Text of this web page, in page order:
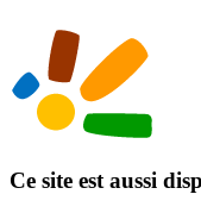
Ce site est aussi